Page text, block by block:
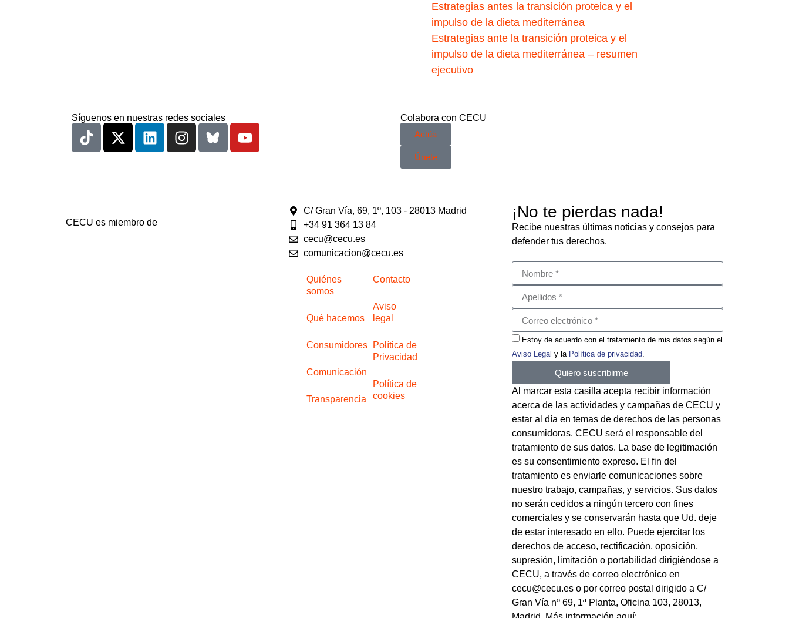
Estrategias antes la transición proteica y el
impulso de la dieta mediterránea
Estrategias ante la transición proteica y el
impulso de la dieta mediterránea – resumen
ejecutivo
Síguenos en nuestras redes sociales
Colabora con CECU
Actúa
Únete
CECU es miembro de
C/ Gran Vía, 69, 1º, 103 - 28013 Madrid
+34 91 364 13 84
cecu@cecu.es
comunicacion@cecu.es
Quiénes
somos
Qué hacemos
Consumidores
Comunicación
Transparencia
Contacto
Aviso
legal
Política de
Privacidad
Política de
cookies
¡No te pierdas nada!
Recibe nuestras últimas noticias y consejos para
defender tus derechos.
Estoy de acuerdo con el tratamiento de mis datos según el
Aviso Legal y la Política de privacidad
Quiero suscribirme
Al marcar esta casilla acepta recibir información
acerca de las actividades y campañas de CECU y
estar al día en temas de derechos de las personas
consumidoras. CECU será el responsable del
tratamiento de sus datos. La base de legitimación
es su consentimiento expreso. El fin del
tratamiento es enviarle comunicaciones sobre
nuestro trabajo, campañas, y servicios. Sus datos
no serán cedidos a ningún tercero con fines
comerciales y se conservarán hasta que Ud. deje
de estar interesado en ello. Puede ejercitar los
derechos de acceso, rectificación, oposición,
supresión, limitación o portabilidad dirigiéndose a
CECU, a través de correo electrónico en
cecu@cecu.es o por correo postal dirigido a C/
Gran Vía nº 69, 1ª Planta, Oficina 103, 28013,